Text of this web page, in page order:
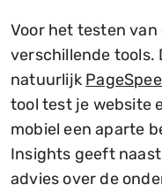
Voor het testen
verschillende tools.
natuurlijk
tool test je website
mobiel een aparte
Insights geeft
advies over de